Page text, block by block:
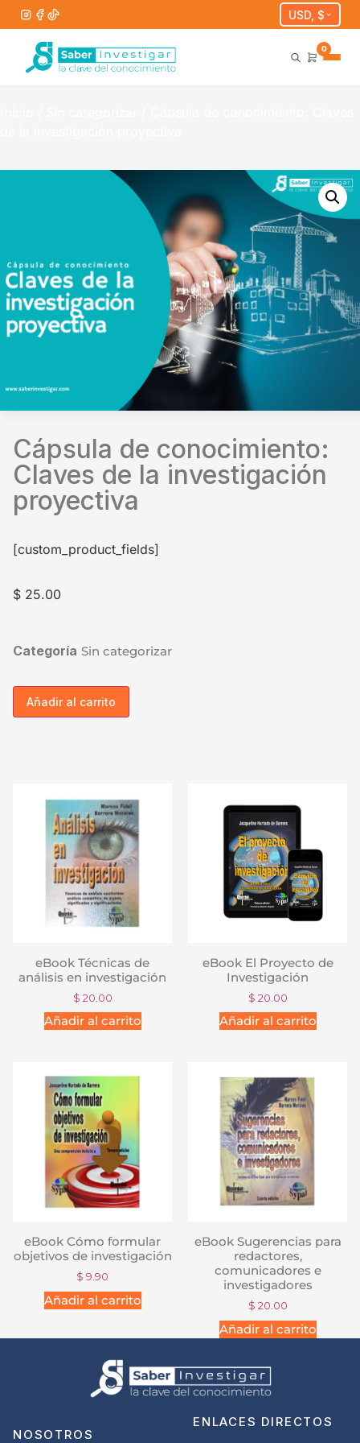
USD, $
0
Cápsula de conocimiento:
Claves de la investigación
proyectiva
[custom_product_fields]
$ 25.00
Categoría Sin categorizar
Añadir al carrito
eBook Técnicas de
análisis en investigación
$ 20.00
Añadir al carrito
eBook El Proyecto de
Investigación
$ 20.00
Añadir al carrito
eBook Cómo formular
objetivos de investigación
$ 9.90
Añadir al carrito
eBook Sugerencias para
redactores,
comunicadores e
investigadores
$ 20.00
Añadir al carrito
NOSOTROS
ENLACES DIRECTOS